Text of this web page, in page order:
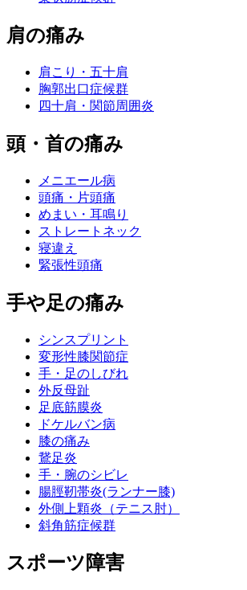
肩の痛み
肩こり・五十肩
胸郭出口症候群
四十肩・関節周囲炎
頭・首の痛み
メニエール病
頭痛・片頭痛
めまい・耳鳴り
ストレートネック
寝違え
緊張性頭痛
手や足の痛み
シンスプリント
変形性膝関節症
手・足のしびれ
外反母趾
足底筋膜炎
ドケルバン病
膝の痛み
鵞足炎
手・腕のシビレ
腸脛靭帯炎(ランナー膝)
外側上顆炎（テニス肘）
斜角筋症候群
スポーツ障害